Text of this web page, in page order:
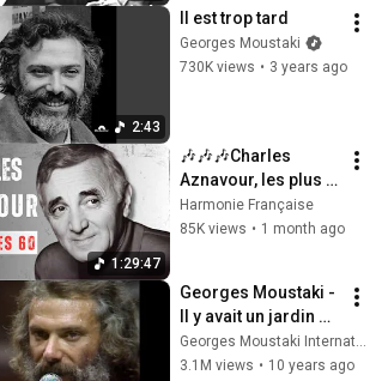
2:43
Il est trop tard
Georges Moustaki
730K views • 3 years ago
1:29:47
🎶🎶🎶Charles
Aznavour, les plus
belles chansons
d'une légende!
Harmonie Française
85K views • 1 month ago
Georges Moustaki -
Il y avait un jardin
(live)
Georges Moustaki International Fan Club
3.1M views • 10 years ago